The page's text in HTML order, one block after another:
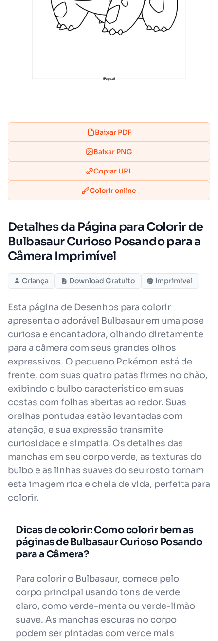
Baixar PDF
Baixar PNG
Copiar URL
Colorir online
Detalhes da Página para Colorir de
Bulbasaur Curioso Posando para a
Câmera Imprimível
Criança Download Gratuito Imprimível
Esta página de Desenhos para colorir
apresenta o adorável Bulbasaur em uma pose
curiosa e encantadora, olhando diretamente
para a câmera com seus grandes olhos
expressivos. O pequeno Pokémon está de
frente, com suas quatro patas firmes no chão,
exibindo o bulbo característico em suas
costas com folhas abertas ao redor. Suas
orelhas pontudas estão levantadas com
atenção, e sua expressão transmite
curiosidade e simpatia. Os detalhes das
manchas em seu corpo verde, as texturas do
bulbo e as linhas suaves do seu rosto tornam
esta imagem rica e cheia de vida, perfeita para
colorir.
Dicas de colorir: Como colorir bem as
páginas de Bulbasaur Curioso Posando
para a Câmera?
Para colorir o Bulbasaur, comece pelo
corpo principal usando tons de verde
claro, como verde-menta ou verde-limão
suave. As manchas escuras no corpo
podem ser pintadas com verde mais